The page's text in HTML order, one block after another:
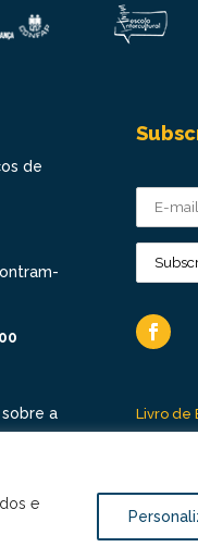
e
de
a
Livro de